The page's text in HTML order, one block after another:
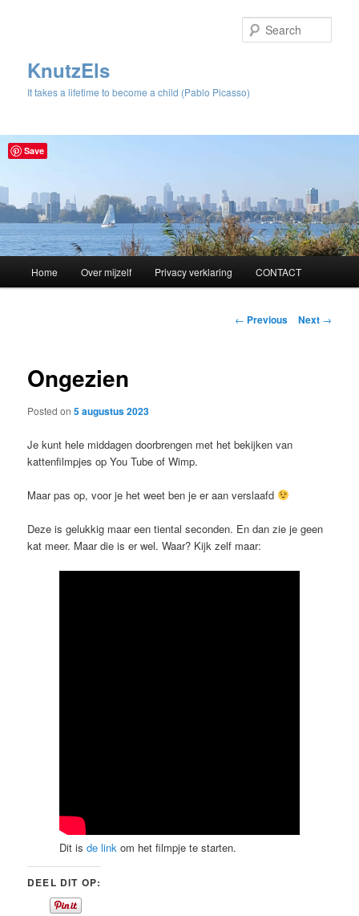
KnutzEls
It takes a lifetime to become a child (Pablo Picasso)
Skip
content
Home Over mijzelf Privacy verklaring CONTACT
Post
← Previous Next →
Ongezien
Posted on5 augustus 2023
Je kunt hele middagen doorbrengen met het bekijken van
kattenfilmpjes op You Tube of Wimp.
Maar pas op, voor je het weet ben je er aan verslaafd
Deze is gelukkig maar een tiental seconden. En dan zie je geen
kat meer. Maar die is er wel. Waar? Kijk zelf maar:
Dit isde link om het filmpje te starten.
DEEL DIT OP:
Save